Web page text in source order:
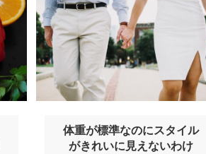
体重が標準なのにスタイル
がきれいに見えないわけ